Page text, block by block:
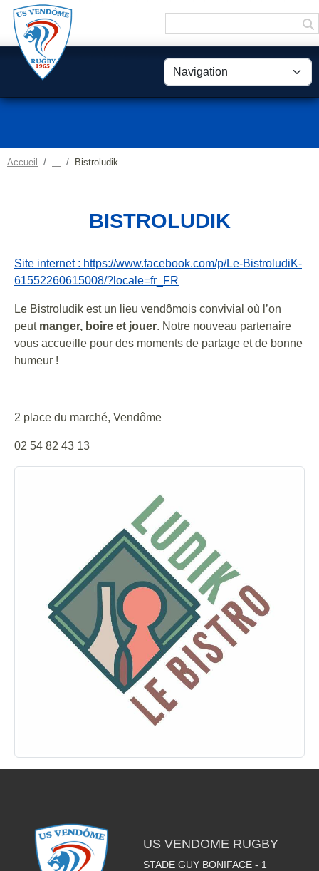
Accueil Bistroludik
BISTROLUDIK
Site internet : https://www.facebook.com/p/Le-BistroludiK-
61552260615008/?locale=fr_FR
Le Bistroludik est un lieu vendômois convivial où l’on
peut manger, boire et jouer. Notre nouveau partenaire
vous accueille pour des moments de partage et de bonne
humeur !
2 place du marché, Vendôme
02 54 82 43 13
US VENDOME RUGBY
STADE GUY BONIFACE - 1
Panneau de gestion des cookies